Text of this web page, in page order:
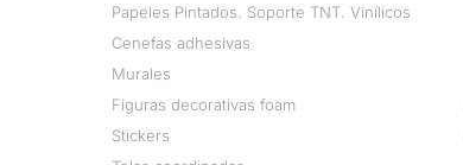
Papeles Pintados. Soporte TNT. Vinílicos
Cenefas adhesivas
Murales
Figuras decorativas foam
Stickers